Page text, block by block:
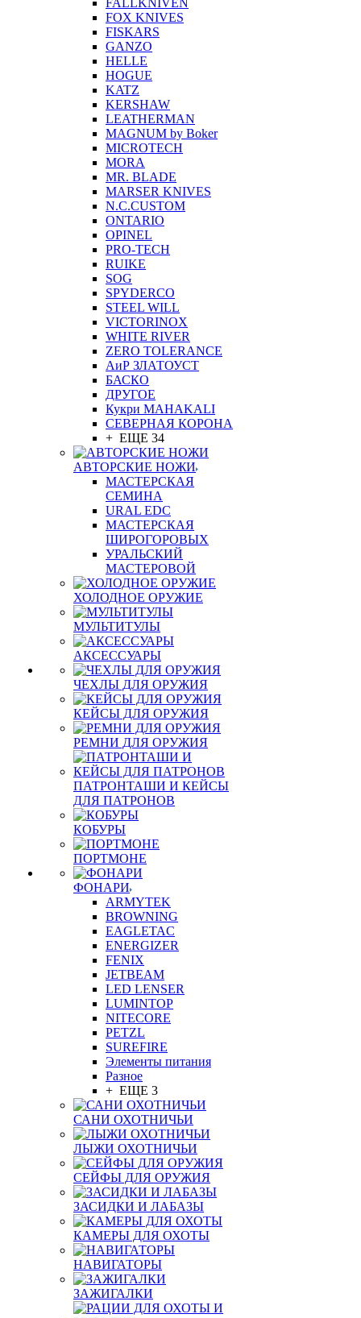
FALLKNIVEN
FOX KNIVES
FISKARS
GANZO
HELLE
HOGUE
KATZ
KERSHAW
LEATHERMAN
MAGNUM by Boker
MICROTECH
MORA
MR. BLADE
MARSER KNIVES
N.C.CUSTOM
ONTARIO
OPINEL
PRO-TECH
RUIKE
SOG
SPYDERCO
STEEL WILL
VICTORINOX
WHITE RIVER
ZERO TOLERANCE
АиР ЗЛАТОУСТ
БАСКО
ДРУГОЕ
Кукри MAHAKALI
СЕВЕРНАЯ КОРОНА
+ ЕЩЕ 34
АВТОРСКИЕ НОЖИ
МАСТЕРСКАЯ
СЕМИНА
URAL EDC
МАСТЕРСКАЯ
ШИРОГОРОВЫХ
УРАЛЬСКИЙ
МАСТЕРОВОЙ
ХОЛОДНОЕ ОРУЖИЕ
МУЛЬТИТУЛЫ
АКСЕССУАРЫ
ЧЕХЛЫ ДЛЯ ОРУЖИЯ
КЕЙСЫ ДЛЯ ОРУЖИЯ
РЕМНИ ДЛЯ ОРУЖИЯ
ПАТРОНТАШИ И КЕЙСЫ
ДЛЯ ПАТРОНОВ
КОБУРЫ
ПОРТМОНЕ
ФОНАРИ
ARMYTEK
BROWNING
EAGLETAC
ENERGIZER
FENIX
JETBEAM
LED LENSER
LUMINTOP
NITECORE
PETZL
SUREFIRE
Элементы питания
Разное
+ ЕЩЕ 3
САНИ ОХОТНИЧЬИ
ЛЫЖИ ОХОТНИЧЬИ
СЕЙФЫ ДЛЯ ОРУЖИЯ
ЗАСИДКИ И ЛАБАЗЫ
КАМЕРЫ ДЛЯ ОХОТЫ
НАВИГАТОРЫ
ЗАЖИГАЛКИ